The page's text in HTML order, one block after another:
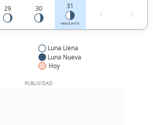
29 30 31
MENGUANTE
1 2
Luna Llena
Luna Nueva
Hoy